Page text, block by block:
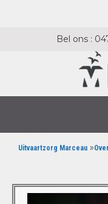
Bel ons :
Uitvaartzorg Marceau »